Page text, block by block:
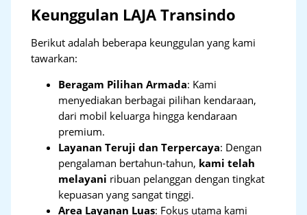
Keunggulan LAJA Transindo
Berikut adalah beberapa keunggulan yang kami
tawarkan:
Beragam Pilihan Armada: Kami
menyediakan berbagai pilihan kendaraan,
dari mobil keluarga hingga kendaraan
premium.
Layanan Teruji dan Terpercaya: Dengan
pengalaman bertahun-tahun, kami telah
melayani ribuan pelanggan dengan tingkat
kepuasan yang sangat tinggi.
Area Layanan Luas: Fokus utama kami